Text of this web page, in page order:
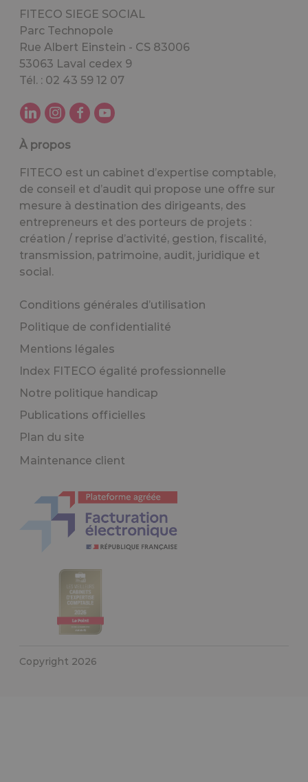
FITECO SIEGE SOCIAL
Parc Technopole
Rue Albert Einstein - CS 83006
53063 Laval cedex 9
Tél. : 02 43 59 12 07
À propos
FITECO est un cabinet d’expertise comptable,
de conseil et d’audit qui propose une offre sur
mesure à destination des dirigeants, des
entrepreneurs et des porteurs de projets :
création / reprise d’activité, gestion, fiscalité,
transmission, patrimoine, audit, juridique et
social.
Conditions générales d’utilisation
Politique de confidentialité
Mentions légales
Index FITECO égalité professionnelle
Notre politique handicap
Publications officielles
Plan du site
Maintenance client
Copyright 2026